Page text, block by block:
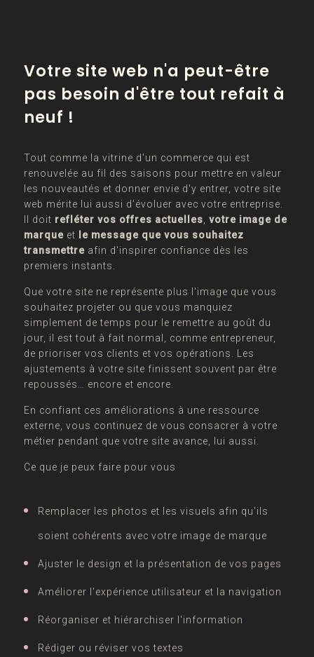
Votre site web n'a peut-être
pas besoin d'être tout refait à
neuf !
Tout comme la vitrine d'un commerce qui est
renouvelée au fil des saisons pour mettre en valeur
les nouveautés et donner envie d'y entrer, votre site
web mérite lui aussi d'évoluer avec votre entreprise.
Il doit refléter vos offres actuelles votre image de
marqueet
le message que vous souhaitez
transmettreafin d'inspirer confiance dès les
premiers instants.
Que votre site ne représente plus l'image que vous
souhaitez projeter ou que vous manquiez
simplement de temps pour le remettre au goût du
jour, il est tout à fait normal, comme entrepreneur,
de prioriser vos clients et vos opérations. Les
ajustements à votre site finissent souvent par être
repoussés… encore et encore.
En confiant ces améliorations à une ressource
externe, vous continuez de vous consacrer à votre
métier pendant que votre site avance, lui aussi.
Ce que je peux faire pour vous
Remplacer les photos et les visuels afin qu'ils
soient cohérents avec votre image de marque
Ajuster le design et la présentation de vos pages
Améliorer l'expérience utilisateur et la navigation
Réorganiser et hiérarchiser l'information
Rédiger ou réviser vos textes